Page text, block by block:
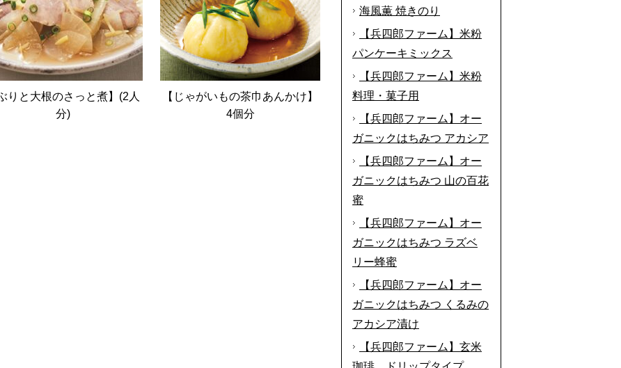
りと大根のさっと煮】(2人
分)
【じゃがいもの茶巾あんかけ】
4個分
海風薫 焼きのり
【兵四郎ファーム】米粉
パンケーキミックス
【兵四郎ファーム】米粉
料理・菓子用
【兵四郎ファーム】オー
ガニックはちみつ アカシア
【兵四郎ファーム】オー
ガニックはちみつ 山の百花
蜜
【兵四郎ファーム】オー
ガニックはちみつ ラズベ
リー蜂蜜
【兵四郎ファーム】オー
ガニックはちみつ くるみの
アカシア漬け
【兵四郎ファーム】玄米